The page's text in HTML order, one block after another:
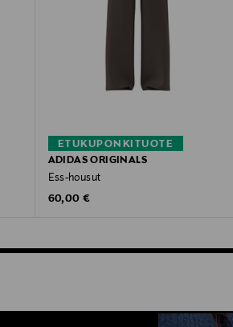
ETUKUPONKITUOTE
ADIDAS ORIGINALS
Ess-housut
Original Price
60,00 €